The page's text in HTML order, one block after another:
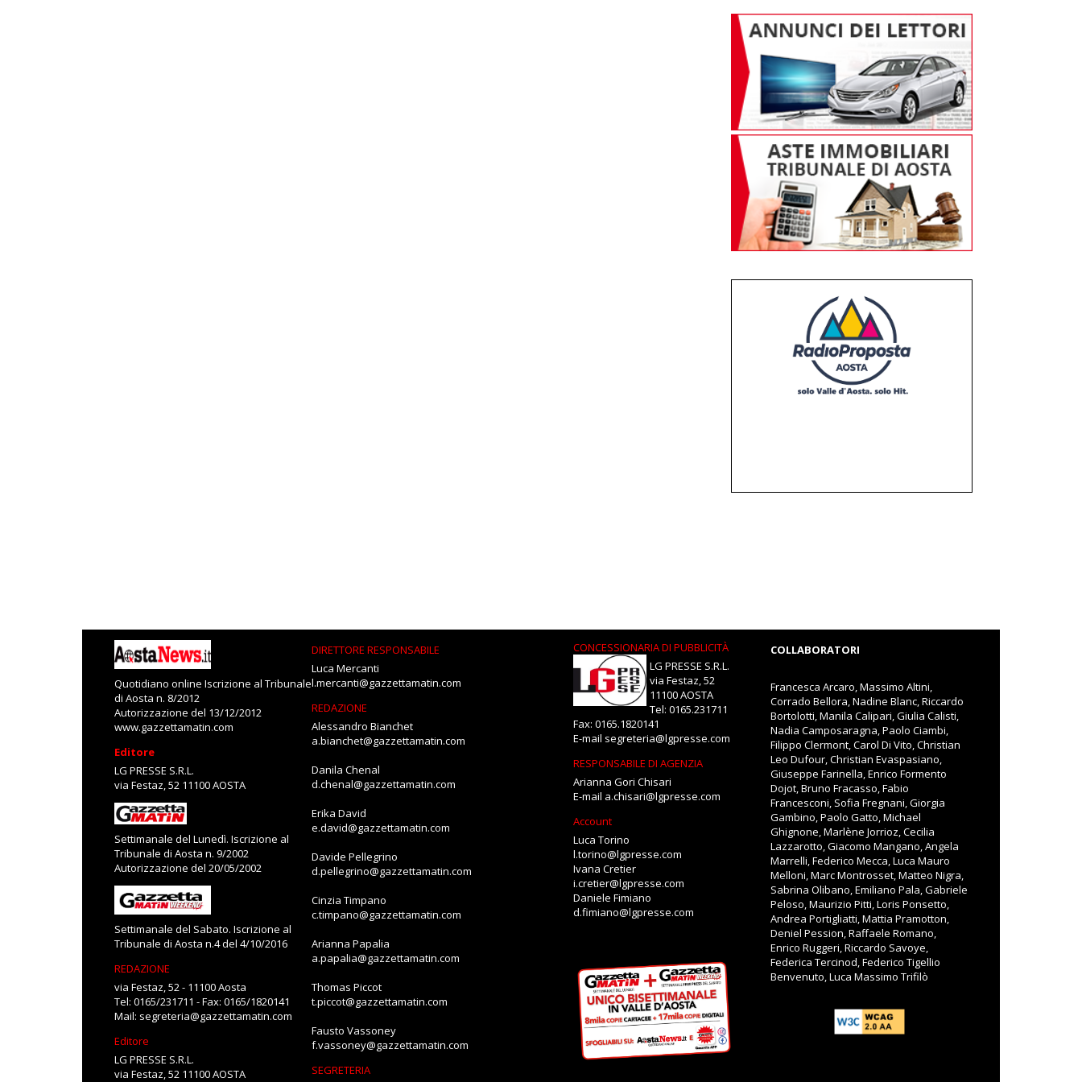
Quotidiano online Iscrizione al Tribunale
di Aosta n. 8/2012
Autorizzazione del 13/12/2012
www.gazzettamatin.com
Editore
LG PRESSE S.R.L.
via Festaz, 52 11100 AOSTA
Settimanale del Lunedì. Iscrizione al
Tribunale di Aosta n. 9/2002
Autorizzazione del 20/05/2002
Settimanale del Sabato. Iscrizione al
Tribunale di Aosta n.4 del 4/10/2016
REDAZIONE
via Festaz, 52 - 11100 Aosta
Tel: 0165/231711 - Fax: 0165/1820141
Mail: segreteria@gazzettamatin.com
Editore
LG PRESSE S.R.L.
via Festaz, 52 11100 AOSTA
DIRETTORE RESPONSABILE
Luca Mercanti
l.mercanti@gazzettamatin.com
REDAZIONE
Alessandro Bianchet
a.bianchet@gazzettamatin.com
Danila Chenal
d.chenal@gazzettamatin.com
Erika David
e.david@gazzettamatin.com
Davide Pellegrino
d.pellegrino@gazzettamatin.com
Cinzia Timpano
c.timpano@gazzettamatin.com
Arianna Papalia
a.papalia@gazzettamatin.com
Thomas Piccot
t.piccot@gazzettamatin.com
Fausto Vassoney
f.vassoney@gazzettamatin.com
SEGRETERIA
CONCESSIONARIA DI PUBBLICITÀ
LG PRESSE S.R.L.
via Festaz, 52
11100 AOSTA
Tel: 0165.231711
Fax: 0165.1820141
E-mail segreteria@lgpresse.com
RESPONSABILE DI AGENZIA
Arianna Gori Chisari
E-mail a.chisari@lgpresse.com
Account
Luca Torino
l.torino@lgpresse.com
Ivana Cretier
i.cretier@lgpresse.com
Daniele Fimiano
d.fimiano@lgpresse.com
COLLABORATORI
Francesca Arcaro, Massimo Altini,
Corrado Bellora, Nadine Blanc, Riccardo
Bortolotti, Manila Calipari, Giulia Calisti,
Nadia Camposaragna, Paolo Ciambi,
Filippo Clermont, Carol Di Vito, Christian
Leo Dufour, Christian Evaspasiano,
Giuseppe Farinella, Enrico Formento
Dojot, Bruno Fracasso, Fabio
Francesconi, Sofia Fregnani, Giorgia
Gambino, Paolo Gatto, Michael
Ghignone, Marlène Jorrioz, Cecilia
Lazzarotto, Giacomo Mangano, Angela
Marrelli, Federico Mecca, Luca Mauro
Melloni, Marc Montrosset, Matteo Nigra,
Sabrina Olibano, Emiliano Pala, Gabriele
Peloso, Maurizio Pitti, Loris Ponsetto,
Andrea Portigliatti, Mattia Pramotton,
Deniel Pession, Raffaele Romano,
Enrico Ruggeri, Riccardo Savoye,
Federica Tercinod, Federico Tigellio
Benvenuto, Luca Massimo Trifilò